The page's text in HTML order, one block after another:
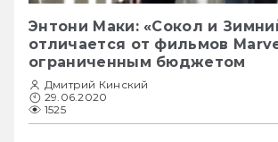
Энтони Маки: «Сокол и
отличается от фильмов
ограниченным бюджетом
Дмитрий Кинский
29.06.2020
1525